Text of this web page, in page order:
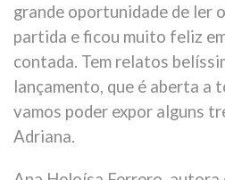
grande oportunidade de ler
partida e ficou muito feliz
contada. Tem relatos
lançamento, que é aberta a
vamos poder expor alguns
Adriana.